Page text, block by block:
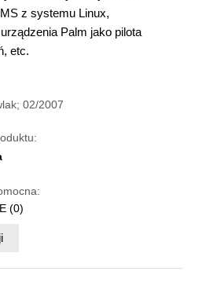
z systemu Linux,
Palm jako pilota
etc.
02/2007
(0)